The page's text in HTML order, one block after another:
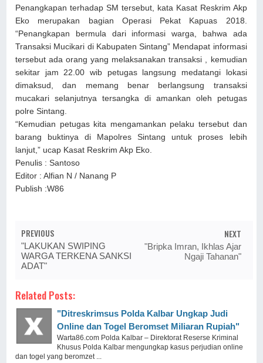
Penangkapan terhadap SM tersebut, kata Kasat Reskrim Akp
Eko merupakan bagian Operasi Pekat Kapuas 2018.
“Penangkapan bermula dari informasi warga, bahwa ada
Transaksi Mucikari di Kabupaten Sintang” Mendapat informasi
tersebut ada orang yang melaksanakan transaksi , kemudian
sekitar jam 22.00 wib petugas langsung medatangi lokasi
dimaksud, dan memang benar berlangsung transaksi
mucakari selanjutnya tersangka di amankan oleh petugas
polre Sintang.
“Kemudian petugas kita mengamankan pelaku tersebut dan
barang buktinya di Mapolres Sintang untuk proses lebih
lanjut,” ucap Kasat Reskrim Akp Eko.
Penulis : Santoso
Editor : Alfian N / Nanang P
Publish :W86
PREVIOUS
"LAKUKAN SWIPING
WARGA TERKENA SANKSI
ADAT"
NEXT
"Bripka Imran, Ikhlas Ajar
Ngaji Tahanan"
Related Posts:
"Ditreskrimsus Polda Kalbar Ungkap Judi
Online dan Togel Beromset Miliaran Rupiah"
Warta86.com Polda Kalbar – Direktorat Reserse Kriminal
Khusus Polda Kalbar mengungkap kasus perjudian online
dan togel yang beromzet ...